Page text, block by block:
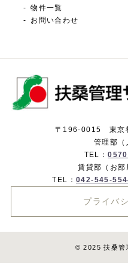
物件一覧
お問い合わせ
〒196-0015 東京
管理部（
TEL：
賃貸部（お部
TEL： 042-545-
プライバ
© 2025 扶桑管